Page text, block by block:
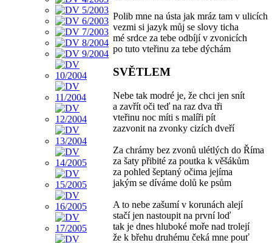
Polib mne na ústa jak mráz tam v ulicích
vezmi si jazyk můj se slovy ticha
mé srdce za tebe odbíjí v zvonicích
po tuto vteřinu za tebe dýchám
SVĚTLEM
Nebe tak modré je, že chci jen snít
a zavřít oči teď na raz dva tři
vteřinu noc míti s malíři pít
zazvonit na zvonky cizích dveří
Za chrámy bez zvonů ulétlých do Říma
za šaty přibité za poutka k věšákům
za pohled šeptaný očima jejíma
jakým se díváme dolů ke psům
A to nebe zašumí v korunách alejí
stačí jen nastoupit na první loď
tak je dnes hluboké moře nad trolejí
že k břehu druhému čeká mne pouť